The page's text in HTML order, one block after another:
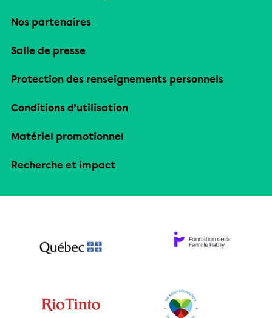
Nos partenaires
Salle de presse
Protection des renseignements personnels
Conditions d’utilisation
Matériel promotionnel
Recherche et impact